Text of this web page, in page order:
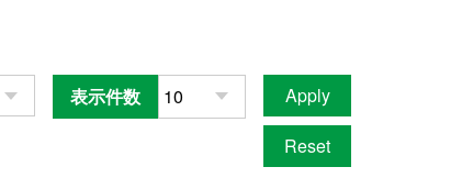
表示件数